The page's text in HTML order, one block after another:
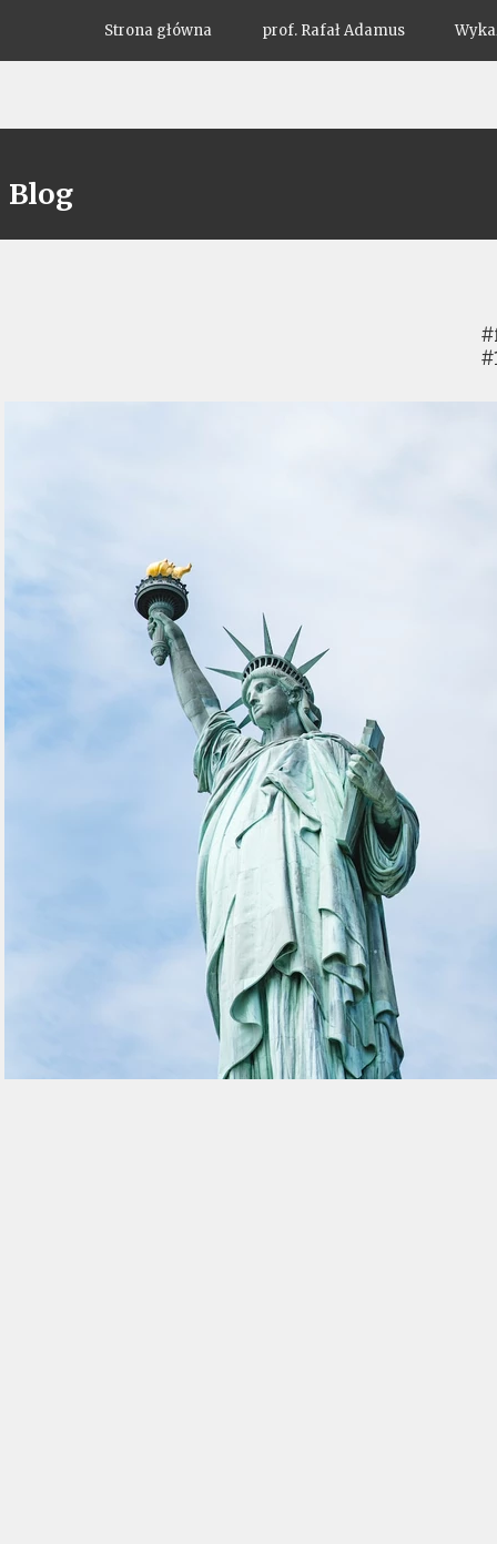
Strona główna prof. Rafał Adamus
Blog